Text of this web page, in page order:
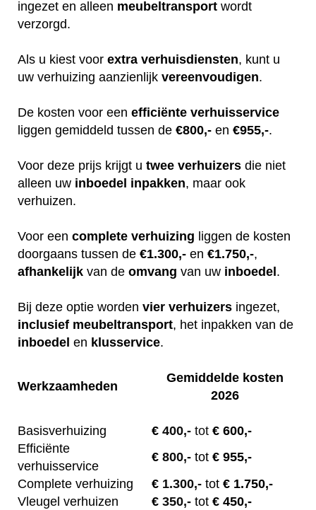
ingezet en alleen meubeltransport wordt
verzorgd.
Als u kiest voor extra verhuisdiensten, kunt u
uw verhuizing aanzienlijk vereenvoudigen.
De kosten voor een efficiënte verhuisservice
liggen gemiddeld tussen de €800,- en €955,-.
Voor deze prijs krijgt u twee verhuizers die niet
alleen uw inboedel inpakken, maar ook
verhuizen.
Voor een complete verhuizing liggen de kosten
doorgaans tussen de €1.300,- en €1.750,-,
afhankelijk van de omvang van uw inboedel .
Bij deze optie worden vier verhuizers ingezet,
inclusief meubeltransport, het inpakken van de
inboedel en klusservice.
Werkzaamheden
Gemiddelde kosten
2026
Basisverhuizing € 400,- tot € 600,-
Efficiënte
verhuisservice
€ 800,- tot € 955,-
Complete verhuizing
€ 1.300,- tot € 1.750,-
Vleugel verhuizen
€ 350,- tot € 450,-